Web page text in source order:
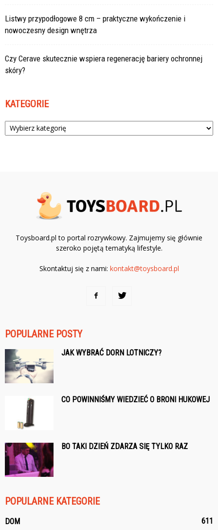
Listwy przypodłogowe 8 cm – praktyczne wykończenie i
nowoczesny design wnętrza
Czy Cerave skutecznie wspiera regenerację bariery ochronnej
skóry?
KATEGORIE
Kategorie
Toysboard.pl to portal rozrywkowy. Zajmujemy się głównie
szeroko pojętą tematyką lifestyle.
Skontaktuj się z nami: kontakt@toysboard.pl
POPULARNE POSTY
JAK WYBRAĆ DORN LOTNICZY?
CO POWINNIŚMY WIEDZIEĆ O BRONI HUKOWEJ
BO TAKI DZIEŃ ZDARZA SIĘ TYLKO RAZ
POPULARNE KATEGORIE
DOM 611